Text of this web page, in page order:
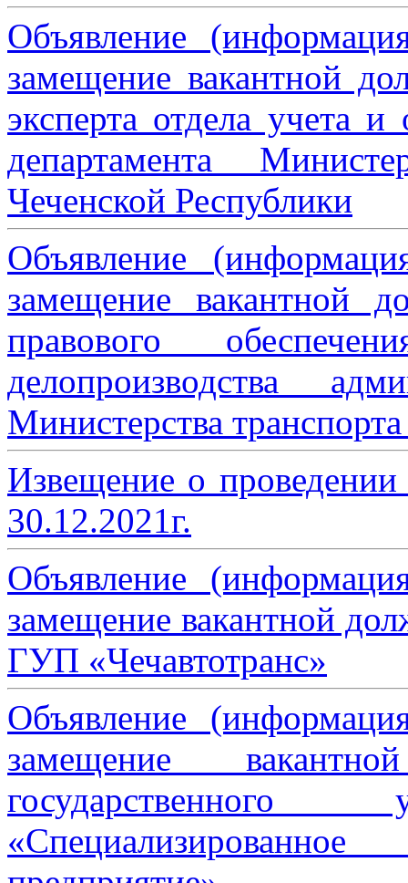
Объявление
замещение вакантной
эксперта отдела учета и
департамента
Чеченской Республики
Объявление
замещение вакантной
правового
делопроизводства
Министерства
Извещение о
30.12.2021г.
Объявление
замещение вакантной
ГУП «Чечавтотранс»
Объявление
замещение
государственного
«Специализированное